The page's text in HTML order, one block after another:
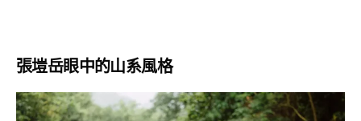
張塏岳眼中的山系風格